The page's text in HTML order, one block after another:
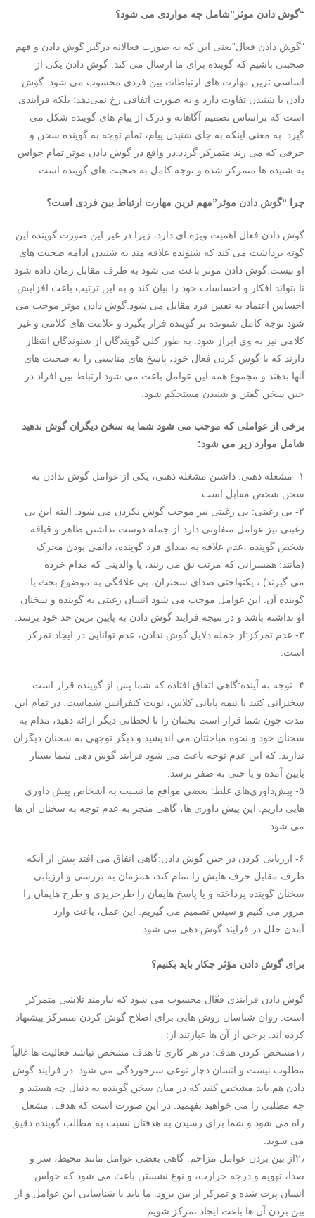
“گوش دادن موثر”شامل چه مواردی می شود؟
“گوش دادن فعال”یعنی این که به صورت فعالانه درگیر گوش دادن و فهم
صحبتی باشیم که گوینده برای ما ارسال می کند. گوش دادن یکی از
اساسی ترین مهارت های ارتباطات بین فردی محسوب می شود. گوش
دادن با شنیدن تفاوت دارد و به صورت اتفاقی رخ نمی‌دهد؛ بلکه فرایندی
است که براساس تصمیم آگاهانه و درک از پیام های گوینده شکل می
گیرد. به معنی اینکه به جای شنیدن پیام، تمام توجه به گوینده سخن و
حرفی که می زند متمرکز گردد.در واقع در گوش دادن موثر تمام حواس
به شنیده ها متمرکز شده و توجه کامل به صحبت های گوینده است.
چرا “گوش دادن موثر”مهم ترین مهارت ارتباط بین فردی است؟
گوش دادن فعال اهمیت ویژه ای دارد، زیرا در غیر این صورت گوینده این
گونه برداشت می کند که شنونده علاقه مند به شنیدن ادامه صحبت های
او نیست.گوش دادن موثر باعث می شود به طرف مقابل زمان داده شود
تا بتواند افکار و احساسات خود را بیان کند و به این ترتیب باعث افزایش
احساس اعتماد به نفس فرد مقابل می شود.گوش دادن موثر موجب می
شود توجه کامل شنونده بر گوینده قرار بگیرد و علامت های کلامی و غیر
کلامی نیز به وی ابراز شود. به طور کلی گویندگان از شنوندگان انتظار
دارند که با گوش کردن فعال خود، پاسخ های مناسبی را به صحبت های
آنها بدهند و مجموع همه این عوامل باعث می شود ارتباط بین افراد در
حین سخن گفتن و شنیدن مستحکم شود.
برخی از عواملی که موجب می شود شما به سخن دیگران گوش ندهید
شامل موارد زیر می شود:
۱- مشغله ذهنی: داشتن مشغله ذهنی، یکی از عوامل گوش ندادن به
سخن شخص مقابل است.
۲- بی رغبتی: بی رغبتی نیز موجب گوش نکردن می شود. البته این بی
رغبتی نیز عوامل متفاوتی دارد از جمله دوست نداشتن ظاهر و قیافه
شخص گوینده ،عدم­ علاقه به صدای فرد گوینده، دائمی بودن محرک
(مانند: همسرانی که مرتب نق می زنند، یا والدینی که مدام خرده
می گیرند) ، یکنواختی صدای سخنران، بی علاقگی به موضوع بحث یا
گوینده آن. این عوامل موجب می شود انسان رغبتی به گوینده و سخنان
او نداشته باشد و در نتیجه فرایند گوش دادن به پایین ترین حد خود برسد.
۳- عدم تمرکز:از جمله دلایل گوش ندادن، عدم توانایی در ایجاد تمرکز
است.
۴- توجه به آینده:گاهی اتفاق افتاده که شما پس از گوینده قرار است
سخنرانی کنید یا نیمه پایانی کلاس، نوبت کنفرانس شماست. در تمام این
مدت چون شما قرار است بحثتان را تا لحظاتی دیگر ارائه دهید، مدام به
سخنان خود و نحوه مباحثتان می اندیشید و دیگر توجهی به سخنان دیگران
ندارید. که این عدم توجه باعث می شود فرایند گوش دهی شما بسیار
پایین آمده و یا حتی به صفر برسد.
۵- پیش‌داوری‌های غلط: بعضی مواقع ما نسبت به اشخاص پیش داوری
هایی داریم. این پیش داوری ها، گاهی منجر به عدم توجه به سخنان آن ها
می شود.
۶- ارزیابی کردن در حین گوش دادن:گاهی اتفاق می افتد پیش از آنکه
طرف مقابل حرف هایش را تمام کند، همزمان به بررسی و ارزیابی
سخنان گوینده پرداخته و یا پاسخ هایمان را طرح­ریزی و طرح هایمان را
مرور می کنیم و سپس تصمیم می گیریم. این عمل، باعث وارد
آمدن خلل در فرایند گوش دهی می شود.
برای گوش دادن مؤثر چکار باید بکنیم؟
گوش دادن فرایندی فعّال محسوب می شود که نیازمند تلاشی متمرکز
است. روان شناسان روش هایی برای اصلاح گوش کردن متمرکز پیشنهاد
کرده اند. برخی از آن ها عبارتند از:
۱٫مشخص کردن هدف: در هر کاری تا هدف مشخص نباشد فعالیت ها غالباً
مطلوب نیست و انسان دچار نوعی سرخوردگی می شود. در فرایند گوش
دادن هم باید مشخص کنید که در میان سخن گوینده به دنبال چه هستید و
چه مطلبی را می خواهید بفهمید. در این صورت است که هدف، مشعل
راه می شود و شما برای رسیدن به هدفتان نسبت به مطالب گوینده دقیق
می شوید.
۲٫از بین بردن عوامل مزاحم: گاهی بعضی عوامل مانند محیط، سر و
صدا، تهویه و درجه حرارت، و نوع نشستن باعث می شود که حواس
انسان پرت شده و تمرکز از بین برود. ما باید با شناسایی این عوامل و از
بین بردن آن ها باعث ایجاد تمرکز شویم.